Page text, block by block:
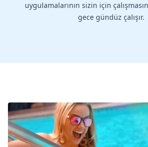
uygulamalarının sizin için
gece gündüz çalışır.